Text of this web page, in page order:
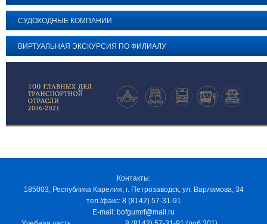
СУДОХОДНЫЕ КОМПАНИИ
ВИРТУАЛЬНАЯ ЭКСКУРСИЯ ПО ФИЛИАЛУ
Контакты:
185003, Республика Карелия, г. Петрозаводск, ул. Варламова, 34
тел./факс: 8 (8142) 57-31-91
E-mail: bofgumrf@mail.ru